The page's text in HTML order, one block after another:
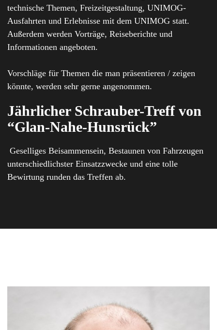
technische Themen, Freizeitgestaltung, UNIMOG-
Ausfahrten und Erlebnisse mit dem UNIMOG statt.
Außerdem werden Vorträge, Reiseberichte und
Informationen angeboten.
Vorschläge für Themen die man präsentieren / zeigen
könnte, werden sehr gerne angenommen.
Jährlicher Schrauber-Treff von
“Glan-Nahe-Hunsrück”
Geselliges Beisammensein, Bestaunen von Fahrzeugen
unterschiedlichster Einsatzzwecke und eine tolle
Bewirtung runden das Treffen ab.